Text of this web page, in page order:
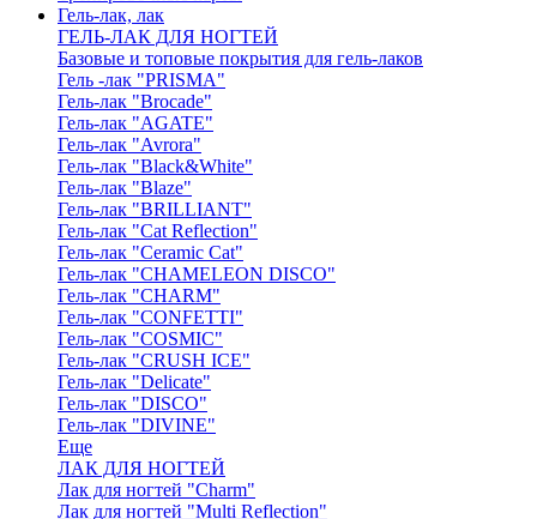
Гель-лак, лак
ГЕЛЬ-ЛАК ДЛЯ НОГТЕЙ
Базовые и топовые покрытия для гель-лаков
Гель -лак "PRISMA"
Гель-лак "Brocade"
Гель-лак "AGATE"
Гель-лак "Avrora"
Гель-лак "Black&White"
Гель-лак "Blaze"
Гель-лак "BRILLIANT"
Гель-лак "Cat Reflection"
Гель-лак "Ceramic Cat"
Гель-лак "CHAMELEON DISCO"
Гель-лак "CHARM"
Гель-лак "CONFETTI"
Гель-лак "COSMIC"
Гель-лак "CRUSH ICE"
Гель-лак "Delicate"
Гель-лак "DISCO"
Гель-лак "DIVINE"
Еще
ЛАК ДЛЯ НОГТЕЙ
Лак для ногтей "Charm"
Лак для ногтей "Multi Reflection"